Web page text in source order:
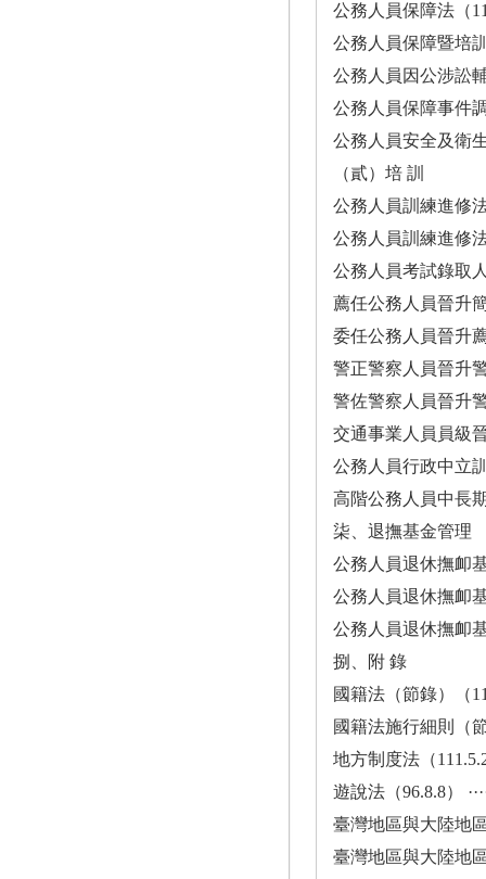
公務人員保障法（
公務人員保障暨培
公務人員因公涉訟輔助
公務人員保障事件調
公務人員安全及衛生防
（貳）培 訓
公務人員訓練進修法（
公務人員訓練進修法施
公務人員考試錄取人
薦任公務人員晉升簡
委任公務人員晉升薦
警正警察人員晉升警
警佐警察人員晉升警
交通事業人員員級
公務人員行政中立訓練
高階公務人員中長期
柒、退撫基金管理
公務人員退休撫卹基
公務人員退休撫卹基
公務人員退休撫卹基
捌、附 錄
國籍法（節錄）（
國籍法施行細則（節錄
地方制度法（111.5.25）
遊說法（96.8.8）
臺灣地區與大陸地
臺灣地區與大陸地